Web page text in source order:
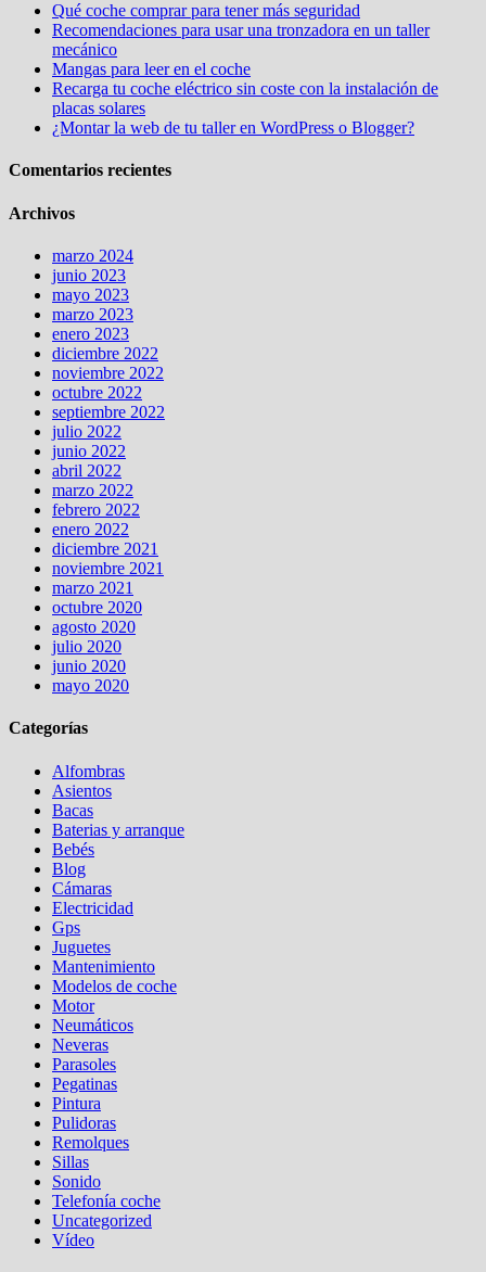
Qué coche comprar para tener más seguridad
Recomendaciones para usar una tronzadora en un taller
mecánico
Mangas para leer en el coche
Recarga tu coche eléctrico sin coste con la instalación de
placas solares
¿Montar la web de tu taller en WordPress o Blogger?
Comentarios recientes
Archivos
marzo 2024
junio 2023
mayo 2023
marzo 2023
enero 2023
diciembre 2022
noviembre 2022
octubre 2022
septiembre 2022
julio 2022
junio 2022
abril 2022
marzo 2022
febrero 2022
enero 2022
diciembre 2021
noviembre 2021
marzo 2021
octubre 2020
agosto 2020
julio 2020
junio 2020
mayo 2020
Categorías
Alfombras
Asientos
Bacas
Baterias y arranque
Bebés
Blog
Cámaras
Electricidad
Gps
Juguetes
Mantenimiento
Modelos de coche
Motor
Neumáticos
Neveras
Parasoles
Pegatinas
Pintura
Pulidoras
Remolques
Sillas
Sonido
Telefonía coche
Uncategorized
Vídeo